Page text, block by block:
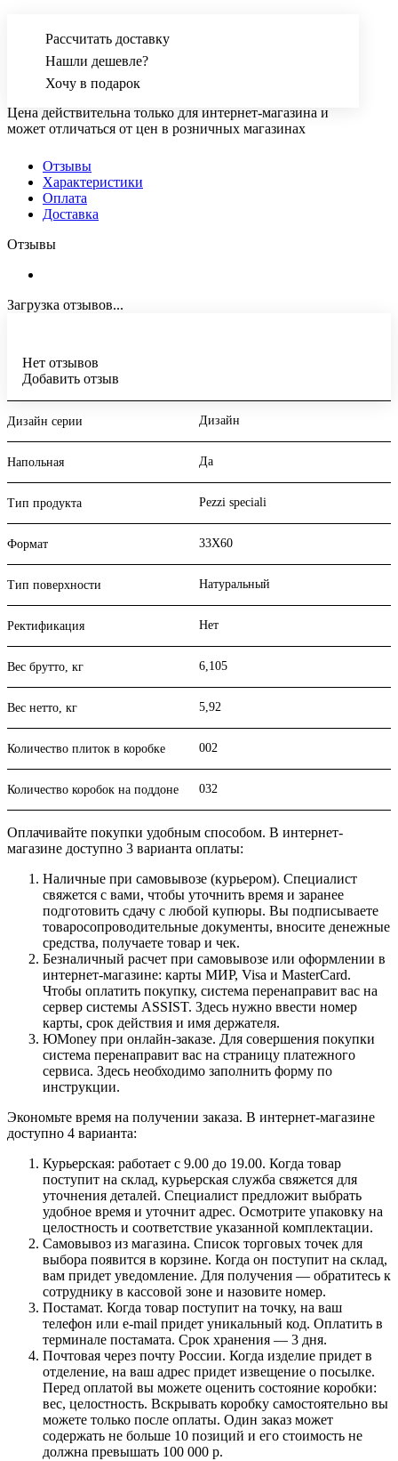
Рассчитать доставку
Нашли дешевле?
Хочу в подарок
Цена действительна только для интернет-магазина и
может отличаться от цен в розничных магазинах
Отзывы
Характеристики
Оплата
Доставка
Отзывы
Загрузка отзывов...
Нет отзывов
Добавить отзыв
Дизайн серии Дизайн
Напольная Да
Тип продукта Pezzi speciali
Формат 33X60
Тип поверхности Натуральный
Ректификация Нет
Вес брутто, кг 6,105
Вес нетто, кг 5,92
Количество плиток в коробке 002
Количество коробок на поддоне 032
Оплачивайте покупки удобным способом. В интернет-
магазине доступно 3 варианта оплаты:
Наличные при самовывозе (курьером). Специалист
свяжется с вами, чтобы уточнить время и заранее
подготовить сдачу с любой купюры. Вы подписываете
товаросопроводительные документы, вносите денежные
средства, получаете товар и чек.
Безналичный расчет при самовывозе или оформлении в
интернет-магазине: карты МИР, Visa и MasterCard.
Чтобы оплатить покупку, система перенаправит вас на
сервер системы ASSIST. Здесь нужно ввести номер
карты, срок действия и имя держателя.
ЮMoney при онлайн-заказе. Для совершения покупки
система перенаправит вас на страницу платежного
сервиса. Здесь необходимо заполнить форму по
инструкции.
Экономьте время на получении заказа. В интернет-магазине
доступно 4 варианта:
Курьерская: работает с 9.00 до 19.00. Когда товар
поступит на склад, курьерская служба свяжется для
уточнения деталей. Специалист предложит выбрать
удобное время и уточнит адрес. Осмотрите упаковку на
целостность и соответствие указанной комплектации.
Самовывоз из магазина. Список торговых точек для
выбора появится в корзине. Когда он поступит на склад,
вам придет уведомление. Для получения — обратитесь к
сотруднику в кассовой зоне и назовите номер.
Постамат. Когда товар поступит на точку, на ваш
телефон или e-mail придет уникальный код. Оплатить в
терминале постамата. Срок хранения — 3 дня.
Почтовая через почту России. Когда изделие придет в
отделение, на ваш адрес придет извещение о посылке.
Перед оплатой вы можете оценить состояние коробки:
вес, целостность. Вскрывать коробку самостоятельно вы
можете только после оплаты. Один заказ может
содержать не больше 10 позиций и его стоимость не
должна превышать 100 000 р.